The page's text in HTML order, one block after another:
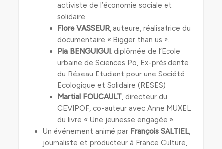
activiste de l’économie sociale et
solidaire
Flore VASSEUR, auteure, réalisatrice du
documentaire « Bigger than us ».
Pia BENGUIGUI, diplômée de l’Ecole
urbaine de Sciences Po, Ex-présidente
du Réseau Etudiant pour une Société
Ecologique et Solidaire (RESES)
Martial FOUCAULT, directeur du
CEVIPOF, co-auteur avec Anne MUXEL
du livre « Une jeunesse engagée »
Un événement animé par François SALTIEL,
journaliste et producteur à France Culture,